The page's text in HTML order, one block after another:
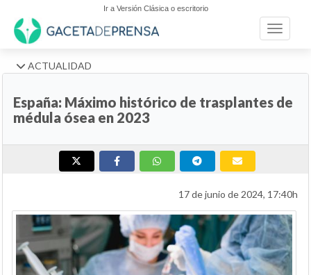
Ir a Versión Clásica o escritorio
Toggle
ACTUALIDAD
España: Máximo histórico de trasplantes de
médula ósea en 2023
17 de junio de 2024, 17:40h